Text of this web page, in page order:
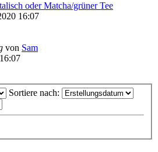
oder Matcha/grüner Tee
16:07
von Sam
Sortiere nach: